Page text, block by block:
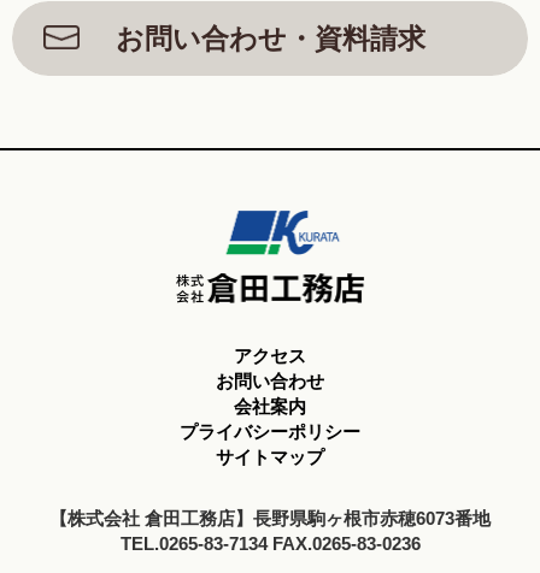
お問い合わせ・資料請求
アクセス
お問い合わせ
会社案内
プライバシーポリシー
サイトマップ
【株式会社 倉田工務店】長野県駒ヶ根市赤穂6073番地
TEL.0265-83-7134 FAX.0265-83-0236